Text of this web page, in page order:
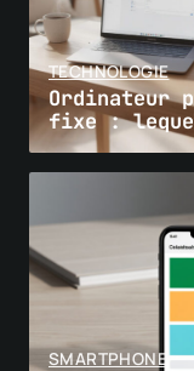
TECHNOLOGIE
Ordinateur
fixe :
SMARTPHONE